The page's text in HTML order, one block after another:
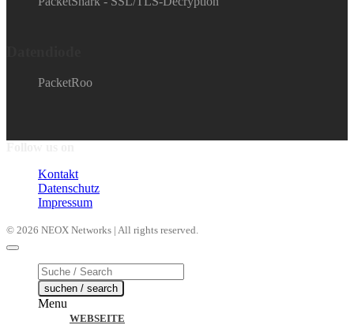
PacketRoo
Kontakt
Datenschutz
Impressum
© 2026 NEOX Networks | All rights reserved.
Products
search
suchen / search
Menu
WEBSEITE